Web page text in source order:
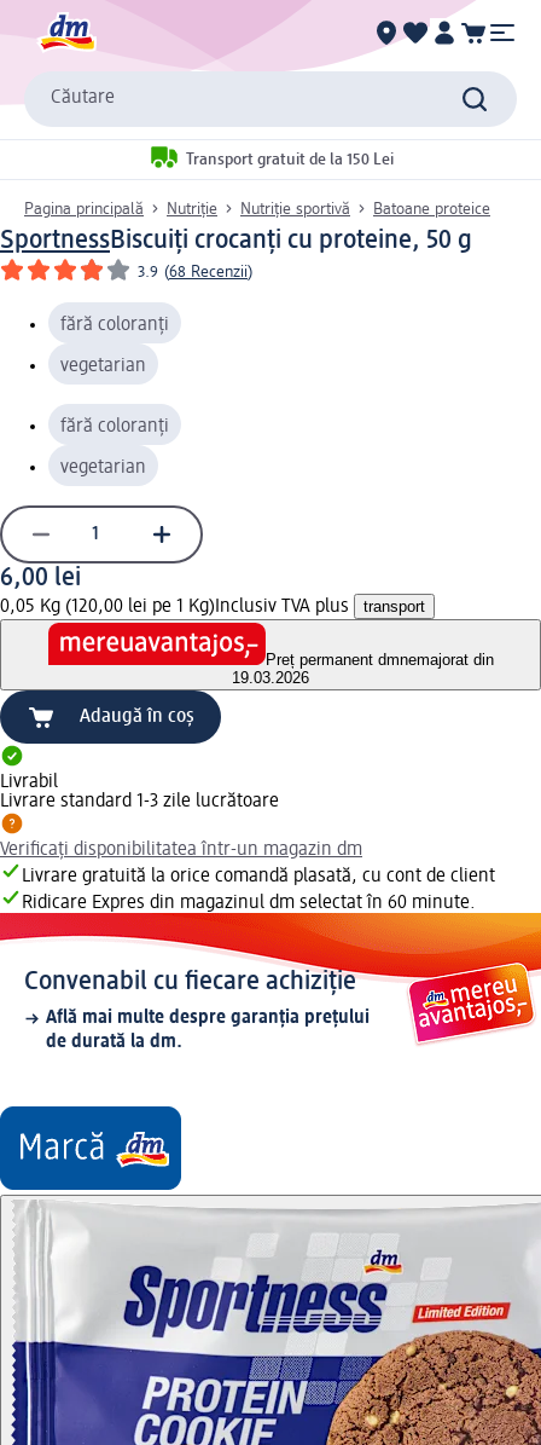
Căutare
Transport gratuit de la 150 Lei
Pagina principală Nutriție Nutriție sportivă Batoane proteice
SportnessBiscuiți crocanți cu proteine, 50 g
3.9 (68 Recenzii)
fără coloranți
vegetarian
fără coloranți
vegetarian
6,00 lei
0,05 Kg (120,00 lei pe 1 Kg) Inclusiv TVA plus transport
Preț permanent dmnemajorat din
19.03.2026
Adaugă în coș
Livrabil
Livrare standard 1-3 zile lucrătoare
Verificați disponibilitatea într-un magazin dm
Livrare gratuită la orice comandă plasată, cu cont de client
Ridicare Expres din magazinul dm selectat în 60 minute.
Convenabil cu fiecare achiziție
Află mai multe despre garanția prețului
de durată la dm.